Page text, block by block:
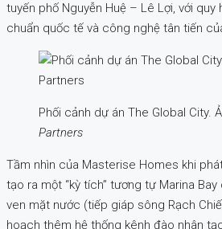
tuyến phố Nguyễn Huệ – Lê Lợi, với
chuẩn quốc tế và công nghệ tân tiến
Phối cảnh dự án The Global City.
Partners
Tầm nhìn của Masterise Homes khi
tạo ra một “kỳ tích” tương tự Marina
ven mặt nước (tiếp giáp sông Rạch
hoạch thêm hệ thống kênh đào nhân